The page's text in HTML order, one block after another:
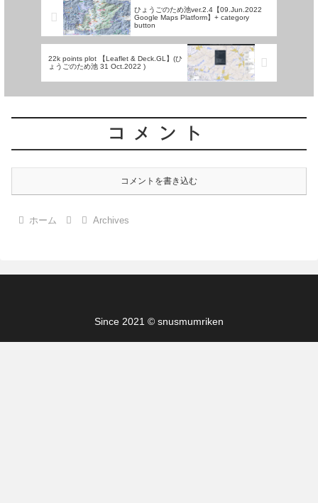
ひょうごのため池ver.2.4【09.Jun.2022
Google Maps Platform】+ category
button
22k points plot 【Leaflet & Deck.GL】(ひ
ょうごのため池 31 Oct.2022 )
コメント
コメントを書き込む
ホーム Archives
Since 2021 © snusmumriken